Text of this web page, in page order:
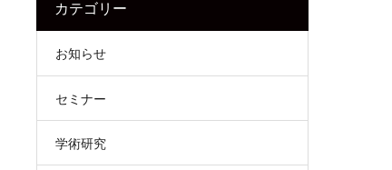
カテゴリー
お知らせ
セミナー
学術研究